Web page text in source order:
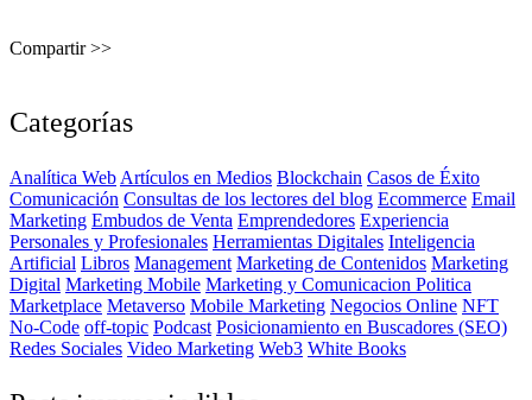
Compartir >>
Categorías
Analítica Web Artículos en Medios Blockchain Casos de Éxito
Comunicación Consultas de los lectores del blog Ecommerce Email
Marketing Embudos de Venta Emprendedores Experiencia
Personales y Profesionales Herramientas Digitales Inteligencia
Artificial Libros Management Marketing de Contenidos Marketing
Digital Marketing Mobile Marketing y Comunicacion Politica
Marketplace Metaverso Mobile Marketing Negocios Online NFT
No-Code off-topic Podcast Posicionamiento en Buscadores (SEO)
Redes Sociales Video Marketing Web3 White Books